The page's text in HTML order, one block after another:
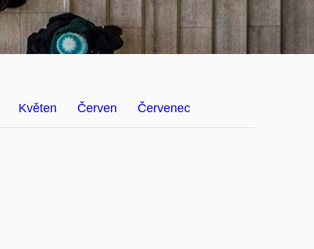
Květen Červen Červenec